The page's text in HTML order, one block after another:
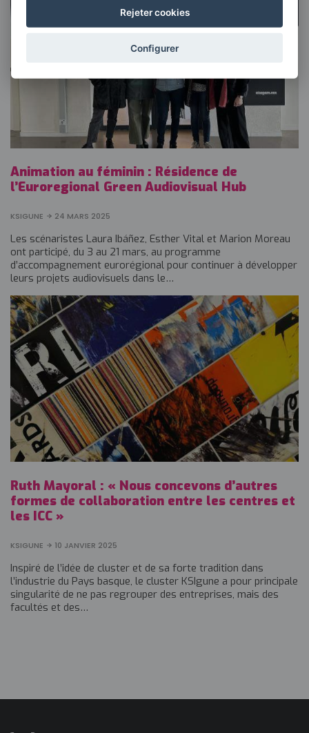
Animation au féminin : Résidence de
l’Euroregional Green Audiovisual Hub
KSIGUNE 24 MARS 2025
Les scénaristes Laura Ibáñez, Esther Vital et Marion Moreau
ont participé, du 3 au 21 mars, au programme
d’accompagnement eurorégional pour continuer à développer
leurs projets audiovisuels dans le…
Ruth Mayoral : « Nous concevons d’autres
formes de collaboration entre les centres et
les ICC »
KSIGUNE 10 JANVIER 2025
Inspiré de l’idée de cluster et de sa forte tradition dans
l’industrie du Pays basque, le cluster KSIgune a pour principale
singularité de ne pas regrouper des entreprises, mais des
facultés et des…
Rejeter cookies
Configurer